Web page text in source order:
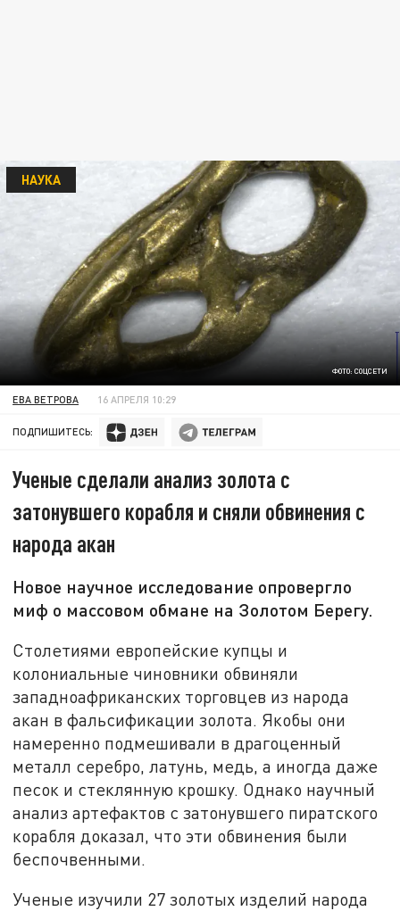
ФОТО: СОЦСЕТИ
НАУКА
ЕВА ВЕТРОВА 16 АПРЕЛЯ 10:29
ПОДПИШИТЕСЬ:
Ученые сделали анализ золота с
затонувшего корабля и сняли обвинения с
народа акан
Новое научное исследование опровергло
миф о массовом обмане на Золотом Берегу.
Столетиями европейские купцы и
колониальные чиновники обвиняли
западноафриканских торговцев из народа
акан в фальсификации золота. Якобы они
намеренно подмешивали в драгоценный
металл серебро, латунь, медь, а иногда даже
песок и стеклянную крошку. Однако научный
анализ артефактов с затонувшего пиратского
корабля доказал, что эти обвинения были
беспочвенными.
Ученые изучили 27 золотых изделий народа